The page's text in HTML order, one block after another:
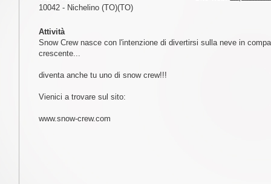
10042 - Nichelino (TO)(TO)
Attività
Snow Crew nasce con l'intenzione di divertirsi sulla neve in
crescente...
diventa anche tu uno di snow crew!!!
Vienici a trovare sul sito:
www.snow-crew.com